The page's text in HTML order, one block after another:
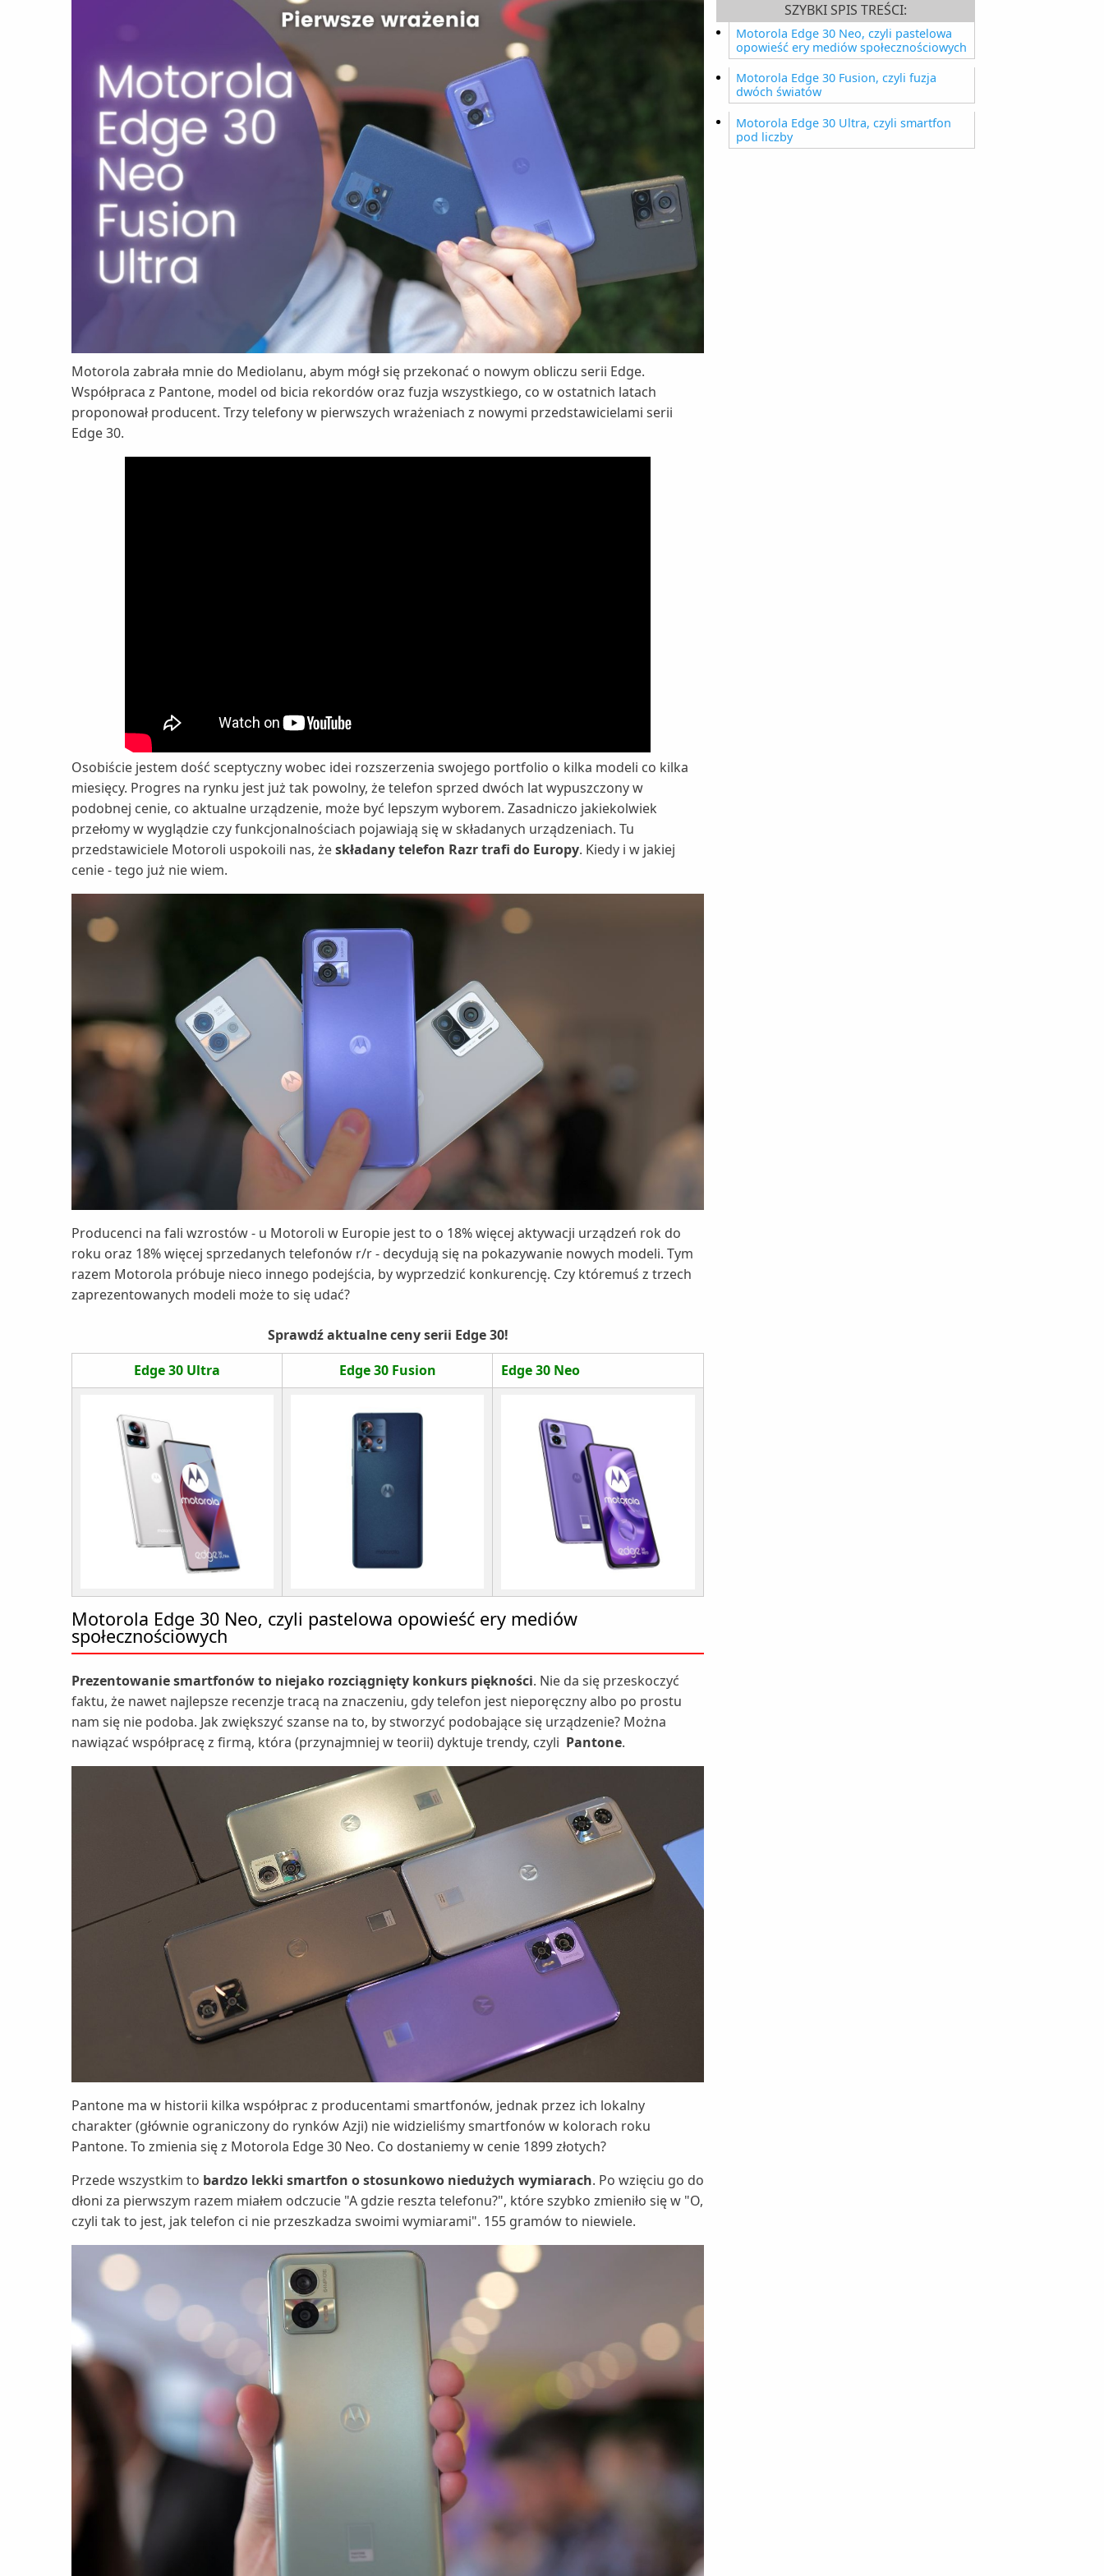
SZYBKI SPIS TREŚCI:
Motorola Edge 30 Neo, czyli pastelowa
opowieść ery mediów społecznościowych
Motorola Edge 30 Fusion, czyli fuzja
dwóch światów
Motorola Edge 30 Ultra, czyli smartfon
pod liczby
Motorola zabrała mnie do Mediolanu, abym mógł się przekonać o nowym obliczu serii Edge.
Współpraca z Pantone, model od bicia rekordów oraz fuzja wszystkiego, co w ostatnich latach
proponował producent. Trzy telefony w pierwszych wrażeniach z nowymi przedstawicielami serii
Edge 30.
Osobiście jestem dość sceptyczny wobec idei rozszerzenia swojego portfolio o kilka modeli co kilka
miesięcy. Progres na rynku jest już tak powolny, że telefon sprzed dwóch lat wypuszczony w
podobnej cenie, co aktualne urządzenie, może być lepszym wyborem. Zasadniczo jakiekolwiek
przełomy w wyglądzie czy funkcjonalnościach pojawiają się w składanych urządzeniach. Tu
przedstawiciele Motoroli uspokoili nas, żeskładany telefon Razr trafi do Europy. Kiedy i w jakiej
cenie - tego już nie wiem.
Producenci na fali wzrostów - u Motoroli w Europie jest to o 18% więcej aktywacji urządzeń rok do
roku oraz 18% więcej sprzedanych telefonów r/r - decydują się na pokazywanie nowych modeli. Tym
razem Motorola próbuje nieco innego podejścia, by wyprzedzić konkurencję. Czy któremuś z trzech
zaprezentowanych modeli może to się udać?
Sprawdź aktualne ceny serii Edge 30!
Edge 30 Ultra
Edge 30 Fusion Edge 30 Neo
Motorola Edge 30 Neo, czyli pastelowa opowieść ery mediów
społecznościowych
Prezentowanie smartfonów to niejako rozciągnięty konkurs piękności. Nie da się przeskoczyć
faktu, że nawet najlepsze recenzje tracą na znaczeniu, gdy telefon jest nieporęczny albo po prostu
nam się nie podoba. Jak zwiększyć szanse na to, by stworzyć podobające się urządzenie? Można
nawiązać współpracę z firmą, która (przynajmniej w teorii) dyktuje trendy, czyli Pantone.
Pantone ma w historii kilka współprac z producentami smartfonów, jednak przez ich lokalny
charakter (głównie ograniczony do rynków Azji) nie widzieliśmy smartfonów w kolorach roku
Pantone. To zmienia się z Motorola Edge 30 Neo. Co dostaniemy w cenie 1899 złotych?
Przede wszystkim to bardzo lekki smartfon o stosunkowo niedużych wymiarach. Po wzięciu go do
dłoni za pierwszym razem miałem odczucie "A gdzie reszta telefonu?", które szybko zmieniło się w "O,
czyli tak to jest, jak telefon ci nie przeszkadza swoimi wymiarami". 155 gramów to niewiele.